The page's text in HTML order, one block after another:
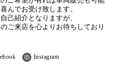
んでお受け致します。
己紹介となりますが、
ご来店を心よりお待ちしており
Instagram